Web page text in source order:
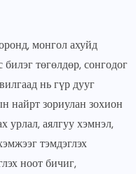
монгол ахуйд
төгөлдөр, сонгодог
нь гүр дууг
зориулан зохион
урлал, аялгуу хэмнэл,
тэмдэглэх
ноот бичиг,